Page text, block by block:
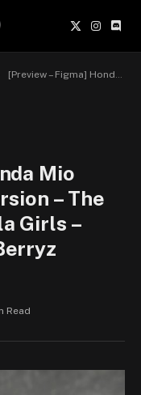
X
(Twitter)
[Preview – Figma] Honda Mio Cinderella Project ver. – The Idolm@ster : Cinderella Girls – Max Factory
Mio
– The
Girls –
Read